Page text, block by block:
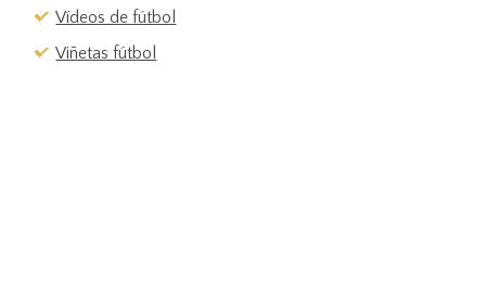
Vídeos de fútbol
Viñetas fútbol